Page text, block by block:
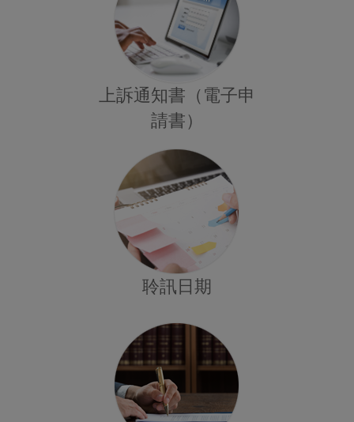
上訴通知書（電子申
請書）
聆訊日期